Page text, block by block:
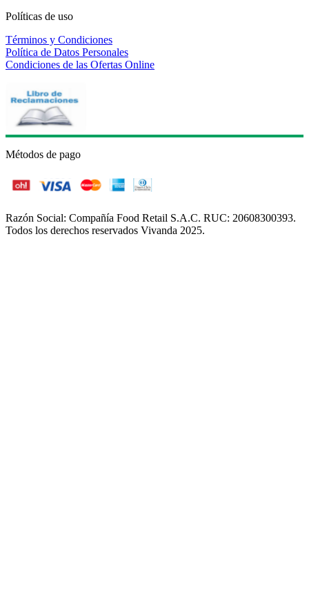
Políticas de uso
Términos y Condiciones
Política de Datos Personales
Condiciones de las Ofertas Online
Métodos de pago
Razón Social: Compañía Food Retail S.A.C. RUC: 20608300393.
Todos los derechos reservados Vivanda 2025.